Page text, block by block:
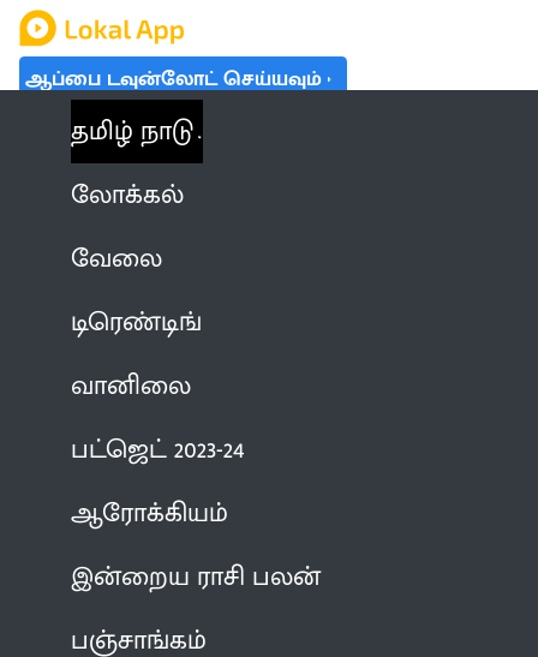
ஆப்பை டவுன்லோட் செய்யவும்
தமிழ் நாடு
லோக்கல்
வேலை
டிரெண்டிங்
வானிலை
பட்ஜெட் 2023-24
ஆரோக்கியம்
இன்றைய ராசி பலன்
பஞ்சாங்கம்